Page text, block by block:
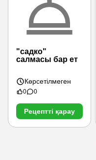
"садко"
салмасы бар ет
Көрсетілмеген
0 0
Рецептті қарау